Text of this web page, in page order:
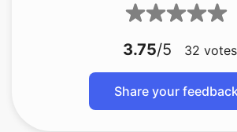
3.75/5 32 votes
Share your